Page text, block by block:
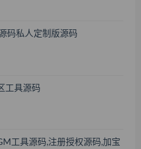
码私人定制版源码
工具源码
工具源码,注册授权源码,加宝